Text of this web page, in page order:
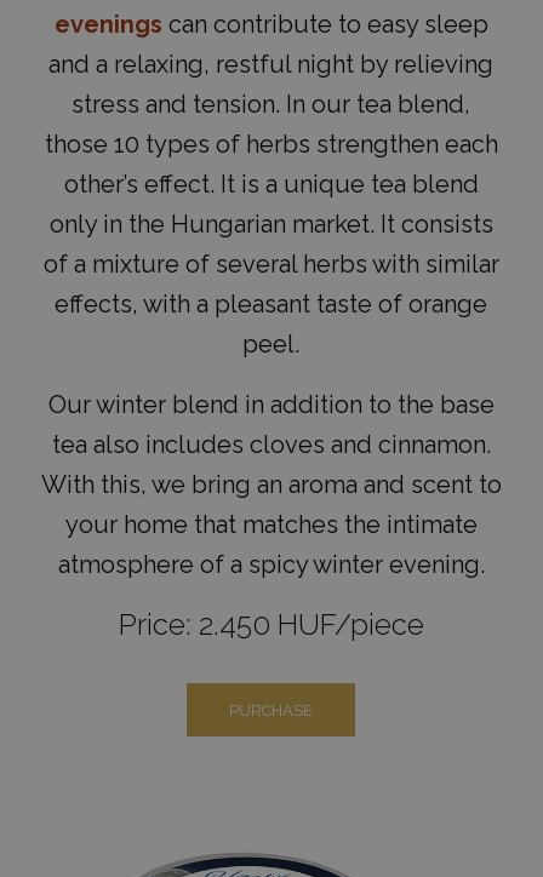
evenings can contribute to easy sleep
and a relaxing, restful night by relieving
stress and tension. In our tea blend,
those 10 types of herbs strengthen each
other’s effect. It is a unique tea blend
only in the Hungarian market. It consists
of a mixture of several herbs with similar
effects, with a pleasant taste of orange
peel.
Our winter blend in addition to the base
tea also includes cloves and cinnamon.
With this, we bring an aroma and scent to
your home that matches the intimate
atmosphere of a spicy winter evening.
Price: 2.450 HUF/piece
PURCHASE